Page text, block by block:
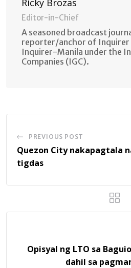
Ricky Brozas
Editor-in-Chief
A seasoned broadcast
reporter/anchor of Inquirer
Inquirer-Manila under the
Companies (IGC).
PREVIOUS POST
Quezon City nakapagtala
tigdas
Opisyal ng LTO sa
dahil sa